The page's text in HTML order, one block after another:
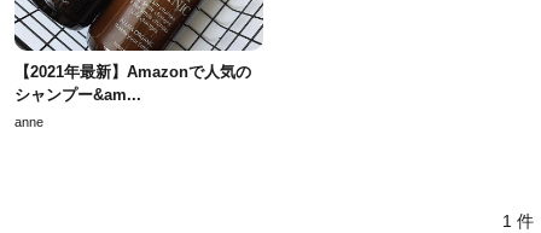
【2021年最新】Amazonで人気の
シャンプー&am...
anne
1 件